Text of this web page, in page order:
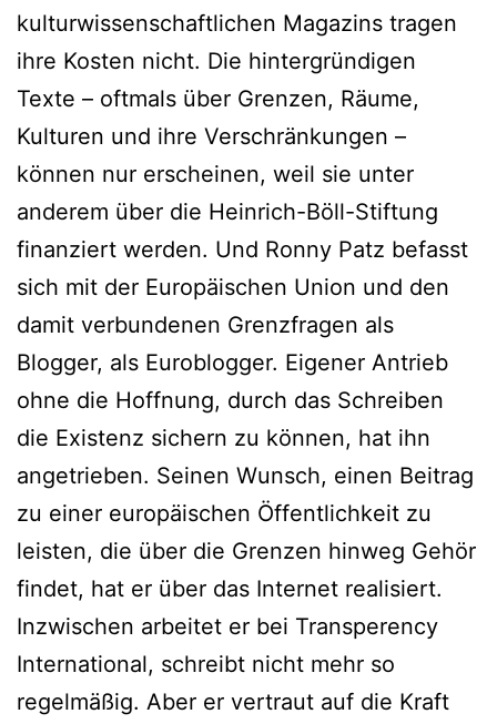
kulturwissenschaftlichen Magazins tragen
ihre Kosten nicht. Die hintergründigen
Texte – oftmals über Grenzen, Räume,
Kulturen und ihre Verschränkungen –
können nur erscheinen, weil sie unter
anderem über die Heinrich-Böll-Stiftung
finanziert werden. Und Ronny Patz befasst
sich mit der Europäischen Union und den
damit verbundenen Grenzfragen als
Blogger, als Euroblogger. Eigener Antrieb
ohne die Hoffnung, durch das Schreiben
die Existenz sichern zu können, hat ihn
angetrieben. Seinen Wunsch, einen Beitrag
zu einer europäischen Öffentlichkeit zu
leisten, die über die Grenzen hinweg Gehör
findet, hat er über das Internet realisiert.
Inzwischen arbeitet er bei Transperency
International, schreibt nicht mehr so
regelmäßig. Aber er vertraut auf die Kraft